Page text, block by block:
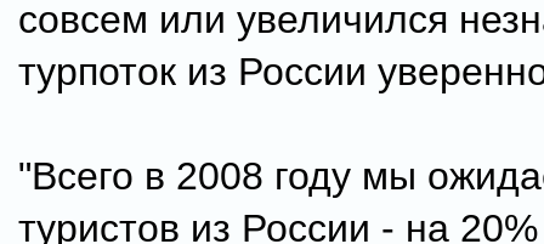
совсем или увеличился
турпоток из России
"Всего в 2008 году мы
туристов из России - на